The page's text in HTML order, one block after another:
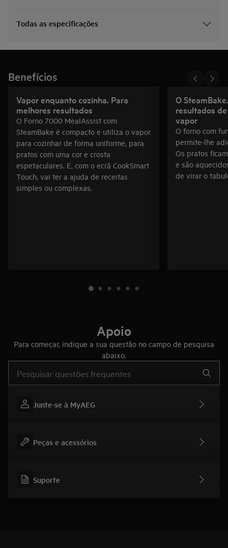
Todas as especificações
Benefícios
Vapor enquanto cozinha. Para
melhores resultados
O Forno 7000 MealAssist com
SteamBake é compacto e utiliza o vapor
para cozinhar de forma uniforme, para
pratos com uma cor e crosta
espetaculares. E, com o ecrã CookSmart
Touch, vai ter a ajuda de receitas
simples ou complexas.
O
resultados
vapor
O forno com
permite-lhe
Os pratos
e são
de virar o
Apoio
Para começar, indique a sua questão no campo de pesquisa
abaixo.
Junte-se à MyAEG
Peças e acessórios
Suporte